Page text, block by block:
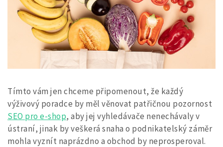
Tímto vám jen chceme připomenout, že každý
výživový poradce by měl věnovat patřičnou pozornost
SEO pro e-shop, aby jej vyhledávače nenechávaly v
ústraní, jinak by veškerá snaha o podnikatelský záměr
mohla vyznít naprázdno a obchod by neprosperoval.